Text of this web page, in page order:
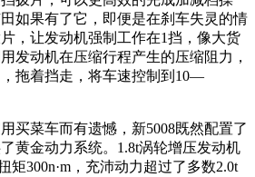
如果有了它，即便是在刹车失灵的情
，让发动机强制工作在1挡，像大货
发动机在压缩行程产生的压缩阻力，
拖着挡走，将车速控制到10—
买菜车而有遗憾，新5008既然配置了
黄金动力系统。1.8t涡轮增压发动机
矩300n·m，充沛动力超过了多数2.0t